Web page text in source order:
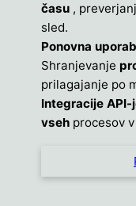
času ,
sled.
Ponovna
Shranjevanje
prilagajanje po
Integracije API-
vseh procesov